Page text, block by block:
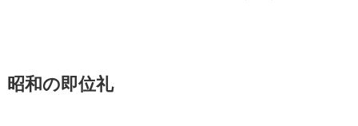
昭和の即位礼